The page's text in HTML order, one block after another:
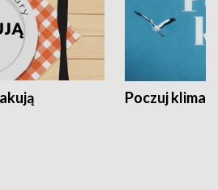
Poczuj klimat